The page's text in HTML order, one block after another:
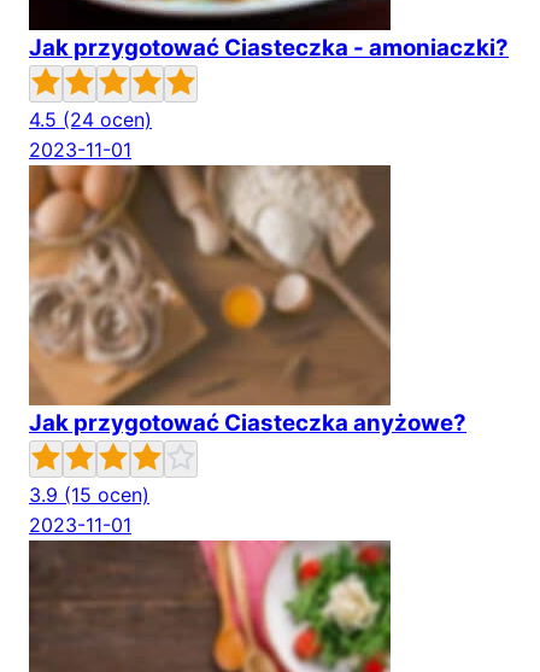
Jak przygotować Ciasteczka - amoniaczki?
4.5 (24 ocen)
2023-11-01
Jak przygotować Ciasteczka anyżowe?
3.9 (15 ocen)
2023-11-01